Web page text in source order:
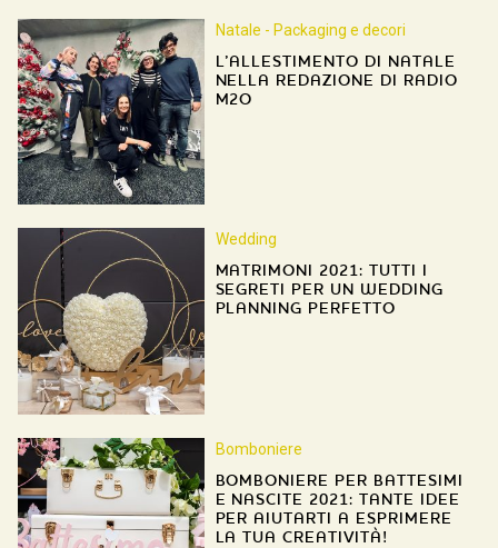
Natale - Packaging e decori
L’ALLESTIMENTO DI NATALE
NELLA REDAZIONE DI RADIO
M2O
Wedding
MATRIMONI 2021: TUTTI I
SEGRETI PER UN WEDDING
PLANNING PERFETTO
Bomboniere
BOMBONIERE PER BATTESIMI
E NASCITE 2021: TANTE IDEE
PER AIUTARTI A ESPRIMERE
LA TUA CREATIVITÀ!